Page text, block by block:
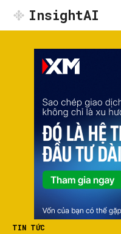
InsightAI
TIN TỨC